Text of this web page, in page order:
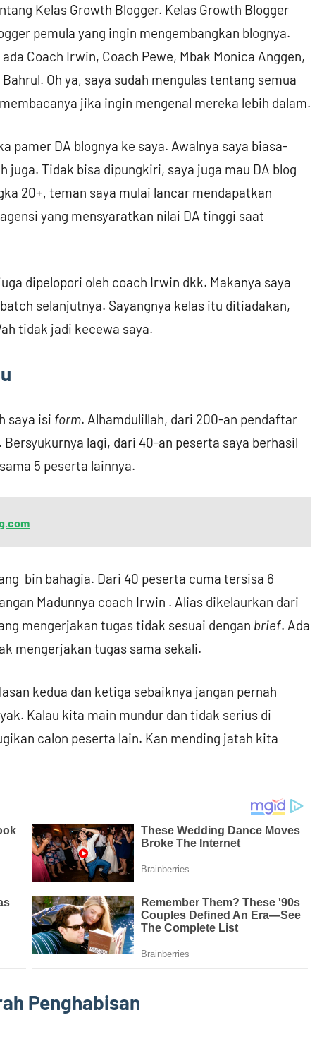
Kelas Growth Blogger. Kelas Growth Blogger
pemula yang ingin mengembangkan blognya.
Coach Irwin, Coach Pewe, Mbak Monica Anggen,
Oh ya, saya sudah mengulas tentang semua
jika ingin mengenal mereka lebih dalam.
pamer DA blognya ke saya. Awalnya saya biasa-
juga. Tidak bisa dipungkiri, saya juga mau DA blog
20+, teman saya mulai lancar mendapatkan
yang mensyaratkan nilai DA tinggi saat
dipelopori oleh coach Irwin dkk. Makanya saya
selanjutnya. Sayangnya kelas itu ditiadakan,
tidak jadi kecewa saya.
saya isi form. Alhamdulillah, dari 200-an pendaftar
lagi, dari 40-an peserta saya berhasil
5 peserta lainnya.
bin bahagia. Dari 40 peserta cuma tersisa 6
Madunnya coach Irwin . Alias dikelaurkan dari
mengerjakan tugas tidak sesuai dengan brief. Ada
mengerjakan tugas sama sekali.
kedua dan ketiga sebaiknya jangan pernah
Kalau kita main mundur dan tidak serius di
calon peserta lain. Kan mending jatah kita
Penghabisan